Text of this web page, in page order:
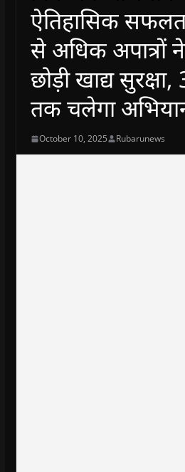
ऐतिहासिक
से अधिक अपात्रों
छोड़ी खाद्य
तक चलेगा
October 10, 2025 Rubarunews